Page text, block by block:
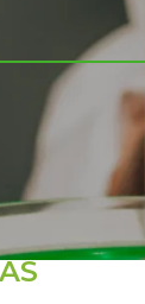
PRECIO
$21.000